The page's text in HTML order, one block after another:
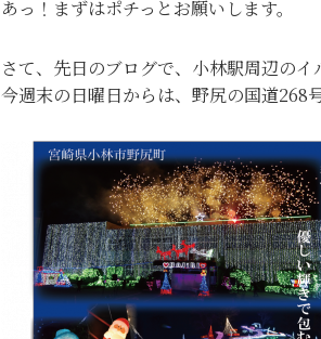
あっ！まずはポチっとお願いします。
さて、先日のブログで、小林駅周辺のイ
今週末の日曜日からは、野尻の国道268